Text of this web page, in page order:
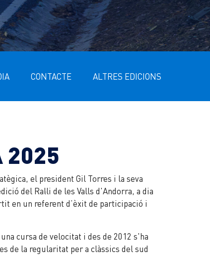
CONTACTE ALTRES EDICIONS
2025
el president Gil Torres i la seva
del Ral·li de les Valls d'Andorra, a dia
en un referent d’èxit de participació i
una cursa de velocitat i des de 2012 s'ha
de la regularitat per a clàssics del sud